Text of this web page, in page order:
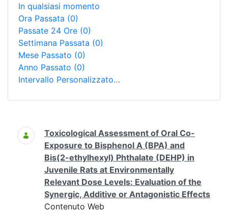
In qualsiasi momento
Ora Passata (0)
Passate 24 Ore (0)
Settimana Passata (0)
Mese Passato (0)
Anno Passato (0)
Intervallo Personalizzato…
Ricerca
Toxicological Assessment of Oral Co-
Exposure to Bisphenol A (BPA) and
Bis(2-ethylhexyl) Phthalate (DEHP) in
Juvenile Rats at Environmentally
Relevant Dose Levels: Evaluation of the
Synergic, Additive or Antagonistic Effects
Contenuto Web